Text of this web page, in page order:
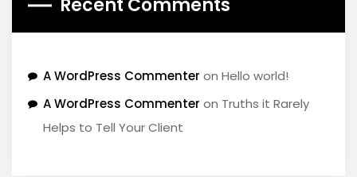
Recent Comments
A WordPress Commenter on Hello world!
A WordPress Commenter on Truths it Rarely
Helps to Tell Your Client